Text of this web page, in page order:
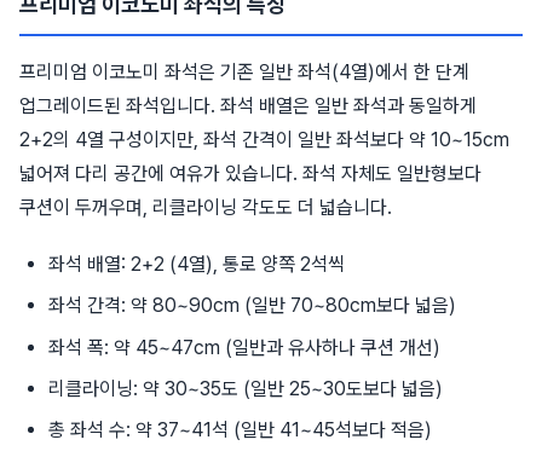
프리미엄 이코노미 좌석은 기존 일반 좌석(4열)에서 한 단계
업그레이드된 좌석입니다. 좌석 배열은 일반 좌석과 동일하게
2+2의 4열 구성이지만, 좌석 간격이 일반 좌석보다 약 10~15cm
넓어져 다리 공간에 여유가 있습니다. 좌석 자체도 일반형보다
쿠션이 두꺼우며, 리클라이닝 각도도 더 넓습니다.
좌석 배열: 2+2 (4열), 통로 양쪽 2석씩
좌석 간격: 약 80~90cm (일반 70~80cm보다 넓음)
좌석 폭: 약 45~47cm (일반과 유사하나 쿠션 개선)
리클라이닝: 약 30~35도 (일반 25~30도보다 넓음)
총 좌석 수: 약 37~41석 (일반 41~45석보다 적음)